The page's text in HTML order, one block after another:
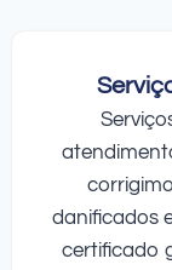
danificados
certificado